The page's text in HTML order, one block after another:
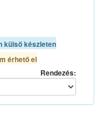
külső készleten
érhető el
Rendezés: